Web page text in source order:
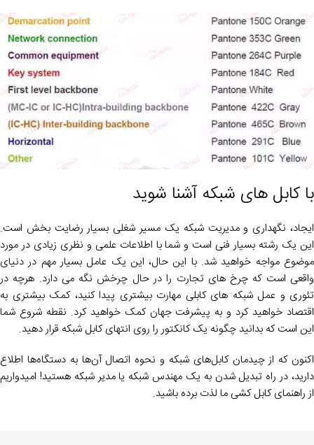
با کابل های شبکه آشنا شوید
ایجاد، نگهداری و مدیریت شبکه یک مسیر شغلی بسیار رضایت بخش است.
این یک رشته بسیار فنی است و شما با اطلاعات علمی و نظری زیادی در مورد
موضوع مواجه خواهید شد. با این حال، این یک عامل بسیار مهم در دنیای
واقعی است که چرخ های تجارت را در حال چرخش نگه می دارد. هرچه در
تئوری و عمل شبکه های کابلی مهارت بیشتری پیدا کنید، کمک بیشتری به
اقتصاد خواهید کرد و به پیشرفت جهان کمک خواهید کرد. نقطه شروع شما
این است که بدانید چگونه یک کانکتور را روی انتهای کابل شبکه قرار دهید.
اکنون که از چیدمان کابل‌های شبکه و نحوه اتصال آن‌ها به دستگاه‌ها اطلاع
دارید، در راه تبدیل شدن به یک مهندس شبکه یا مدیر شبکه هستید! امیدواریم
از راهنمای کابل کشی ما لذت برده باشید.